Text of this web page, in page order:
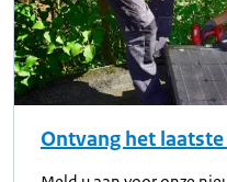
Ontvang het